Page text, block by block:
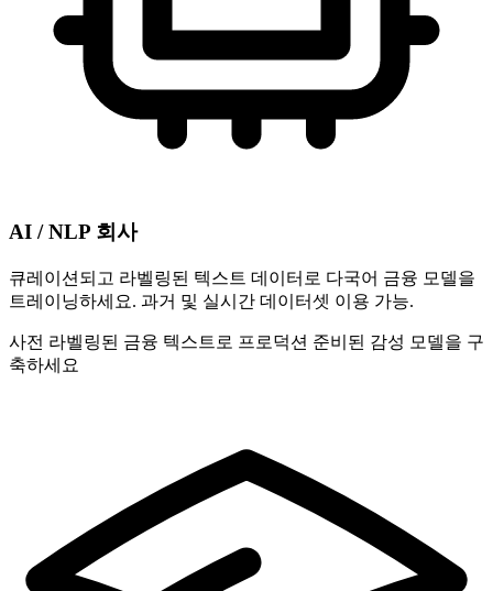
AI / NLP 회사
큐레이션되고 라벨링된 텍스트 데이터로 다국어 금융 모델을
트레이닝하세요. 과거 및 실시간 데이터셋 이용 가능.
사전 라벨링된 금융 텍스트로 프로덕션 준비된 감성 모델을 구
축하세요